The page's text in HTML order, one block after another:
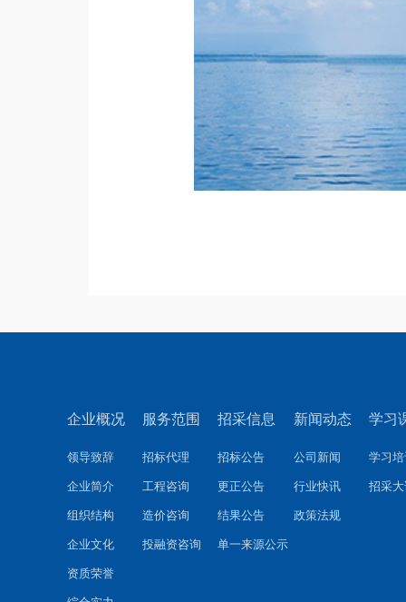
企业概况
领导致辞
企业简介
组织结构
企业文化
资质荣誉
服务范围
招标代理
工程咨询
造价咨询
投融资咨询
招采信息
招标公告
更正公告
结果公告
单一来源公示
新闻动态
公司新闻
行业快讯
政策法规
学习
学习
招采